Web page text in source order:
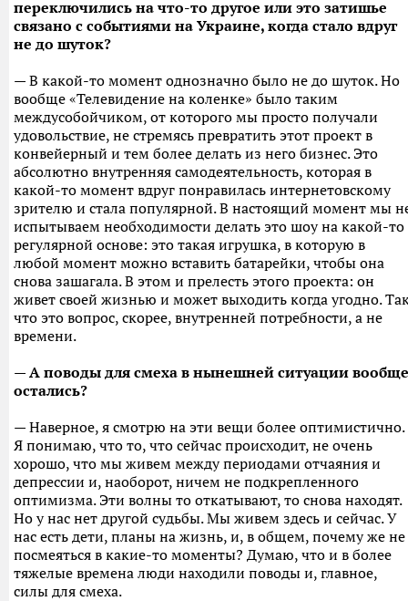
переключились на что-то другое или это затишье
связано с событиями на Украине, когда стало вдруг
не до шуток?
— В какой-то момент однозначно было не до шуток. Но
вообще «Телевидение на коленке» было таким
междусобойчиком, от которого мы просто получали
удовольствие, не стремясь превратить этот проект в
конвейерный и тем более делать из него бизнес. Это
абсолютно внутренняя самодеятельность, которая в
какой-то момент вдруг понравилась интернетовскому
зрителю и стала популярной. В настоящий момент мы
испытываем необходимости делать это шоу на какой-то
регулярной основе: это такая игрушка, в которую в
любой момент можно вставить батарейки, чтобы она
снова зашагала. В этом и прелесть этого проекта: он
живет своей жизнью и может выходить когда угодно.
что это вопрос, скорее, внутренней потребности, а не
времени.
— А поводы для смеха в нынешней ситуации вообще
остались?
— Наверное, я смотрю на эти вещи более оптимистично.
Я понимаю, что то, что сейчас происходит, не очень
хорошо, что мы живем между периодами отчаяния и
депрессии и, наоборот, ничем не подкрепленного
оптимизма. Эти волны то откатывают, то снова находят.
Но у нас нет другой судьбы. Мы живем здесь и сейчас. У
нас есть дети, планы на жизнь, и, в общем, почему же не
посмеяться в какие-то моменты? Думаю, что и в более
тяжелые времена люди находили поводы и, главное,
силы для смеха.